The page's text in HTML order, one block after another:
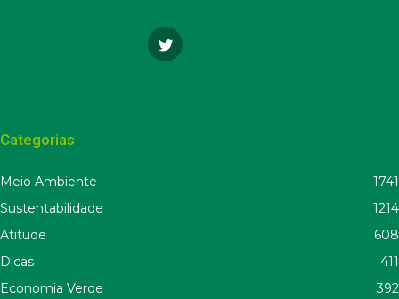
Categorias
Meio Ambiente
1741
Sustentabilidade
1214
Atitude
608
Dicas
411
Economia Verde
392